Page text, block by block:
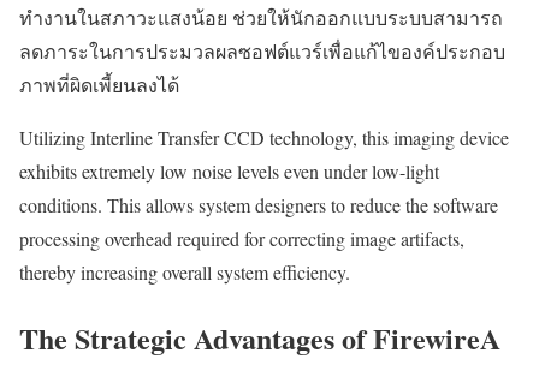
ทำงานในสภาวะแสงน้อย ช่วยให้นักออกแบบระบบสามารถ
ลดภาระในการประมวลผลซอฟต์แวร์เพื่อแก้ไของค์ประกอบ
ภาพที่ผิดเพี้ยนลงได้
Utilizing Interline Transfer CCD technology, this imaging device
exhibits extremely low noise levels even under low-light
conditions. This allows system designers to reduce the software
processing overhead required for correcting image artifacts,
thereby increasing overall system efficiency.
The Strategic Advantages of FirewireA